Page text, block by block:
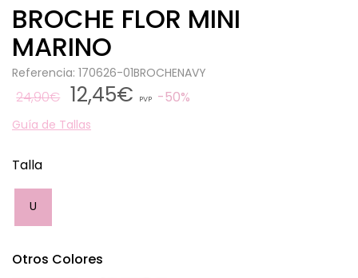
BROCHE FLOR MINI
MARINO
Referencia: 170626-01BROCHENAVY
24,90€ 12,45€ PVP 50%
Guía de Tallas
Talla
U
Otros Colores